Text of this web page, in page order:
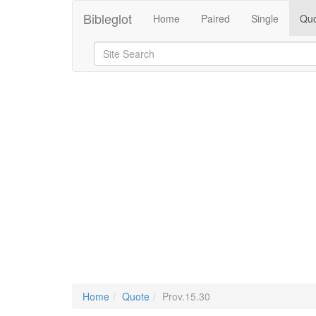
Bibleglot Home Paired Single
Home Quote Prov.15.30